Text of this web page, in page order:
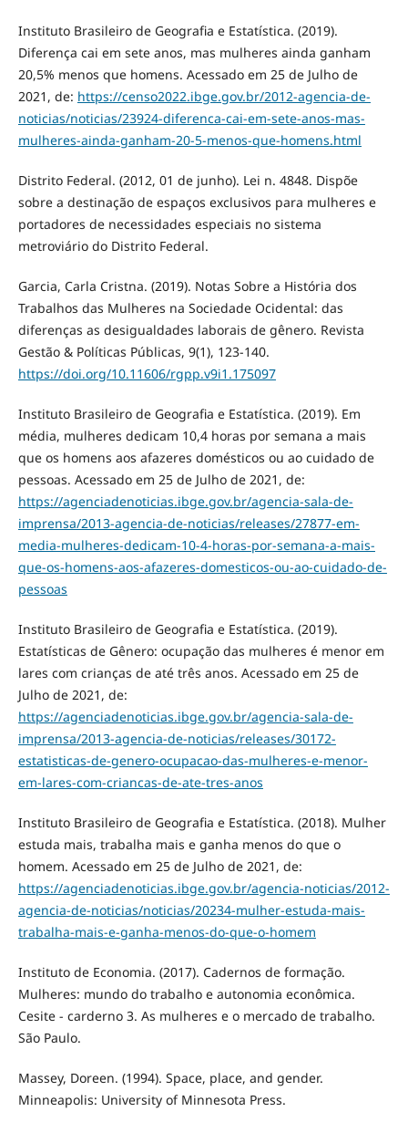
Instituto Brasileiro de Geografia e Estatística. (2019).
Diferença cai em sete anos, mas mulheres ainda ganham
20,5% menos que homens. Acessado em 25 de Julho de
2021, de: https://censo2022.ibge.gov.br/2012-agencia-de-
noticias/noticias/23924-diferenca-cai-em-sete-anos-mas-
mulheres-ainda-ganham-20-5-menos-que-homens.html
Distrito Federal. (2012, 01 de junho). Lei n. 4848. Dispõe
sobre a destinação de espaços exclusivos para mulheres e
portadores de necessidades especiais no sistema
metroviário do Distrito Federal.
Garcia, Carla Cristna. (2019). Notas Sobre a História dos
Trabalhos das Mulheres na Sociedade Ocidental: das
diferenças as desigualdades laborais de gênero. Revista
Gestão & Políticas Públicas, 9(1), 123-140.
https://doi.org/10.11606/rgpp.v9i1.175097
Instituto Brasileiro de Geografia e Estatística. (2019). Em
média, mulheres dedicam 10,4 horas por semana a mais
que os homens aos afazeres domésticos ou ao cuidado de
pessoas. Acessado em 25 de Julho de 2021, de:
https://agenciadenoticias.ibge.gov.br/agencia-sala-de-
imprensa/2013-agencia-de-noticias/releases/27877-em-
media-mulheres-dedicam-10-4-horas-por-semana-a-mais-
que-os-homens-aos-afazeres-domesticos-ou-ao-cuidado-de-
pessoas
Instituto Brasileiro de Geografia e Estatística. (2019).
Estatísticas de Gênero: ocupação das mulheres é menor em
lares com crianças de até três anos. Acessado em 25 de
Julho de 2021, de:
https://agenciadenoticias.ibge.gov.br/agencia-sala-de-
imprensa/2013-agencia-de-noticias/releases/30172-
estatisticas-de-genero-ocupacao-das-mulheres-e-menor-
em-lares-com-criancas-de-ate-tres-anos
Instituto Brasileiro de Geografia e Estatística. (2018). Mulher
estuda mais, trabalha mais e ganha menos do que o
homem. Acessado em 25 de Julho de 2021, de:
https://agenciadenoticias.ibge.gov.br/agencia-noticias/2012-
agencia-de-noticias/noticias/20234-mulher-estuda-mais-
trabalha-mais-e-ganha-menos-do-que-o-homem
Instituto de Economia. (2017). Cadernos de formação.
Mulheres: mundo do trabalho e autonomia econômica.
Cesite - carderno 3. As mulheres e o mercado de trabalho.
São Paulo.
Massey, Doreen. (1994). Space, place, and gender.
Minneapolis: University of Minnesota Press.